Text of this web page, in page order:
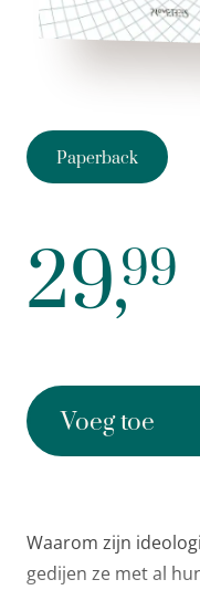
Paperback
29,99
Voeg toe
Waarom zijn
gedijen ze met al